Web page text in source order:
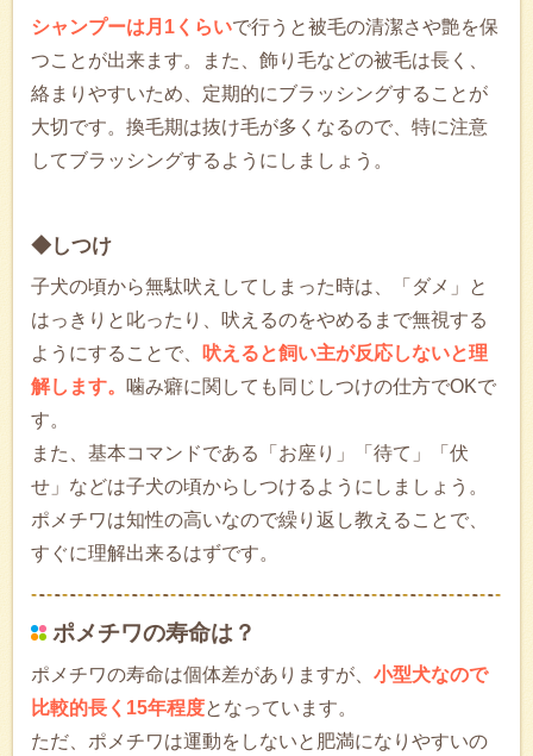
シャンプーは月1くらいで行うと被毛の清潔さや艶を保
つことが出来ます。また、飾り毛などの被毛は長く、
絡まりやすいため、定期的にブラッシングすることが
大切です。換毛期は抜け毛が多くなるので、特に注意
してブラッシングするようにしましょう。
◆しつけ
子犬の頃から無駄吠えしてしまった時は、「ダメ」と
はっきりと叱ったり、吠えるのをやめるまで無視する
ようにすることで、
吠えると飼い主が反応しないと理
解します。
噛み癖に関しても同じしつけの仕方でOKで
す。
また、基本コマンドである「お座り」「待て」「伏
せ」などは子犬の頃からしつけるようにしましょう。
ポメチワは知性の高いなので繰り返し教えることで、
すぐに理解出来るはずです。
ポメチワの寿命は？
ポメチワの寿命は個体差がありますが、 小型犬なので
比較的長く15年程度となっています。
ただ、ポメチワは運動をしないと肥満になりやすいの